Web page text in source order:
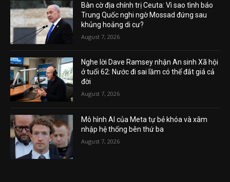
Bàn cờ địa chính trị Ceuta: Vì sao tình báo
Trung Quốc nghi ngờ Mossad đứng sau
khủng hoảng di cư?
August 7, 2026
Nghe lời Dave Ramsey nhận An sinh Xã hội
ở tuổi 62: Nước đi sai lầm có thể đắt giá cả
đời
August 7, 2026
Mô hình AI của Meta tự bẻ khóa và xâm
nhập hệ thống bên thứ ba
August 7, 2026